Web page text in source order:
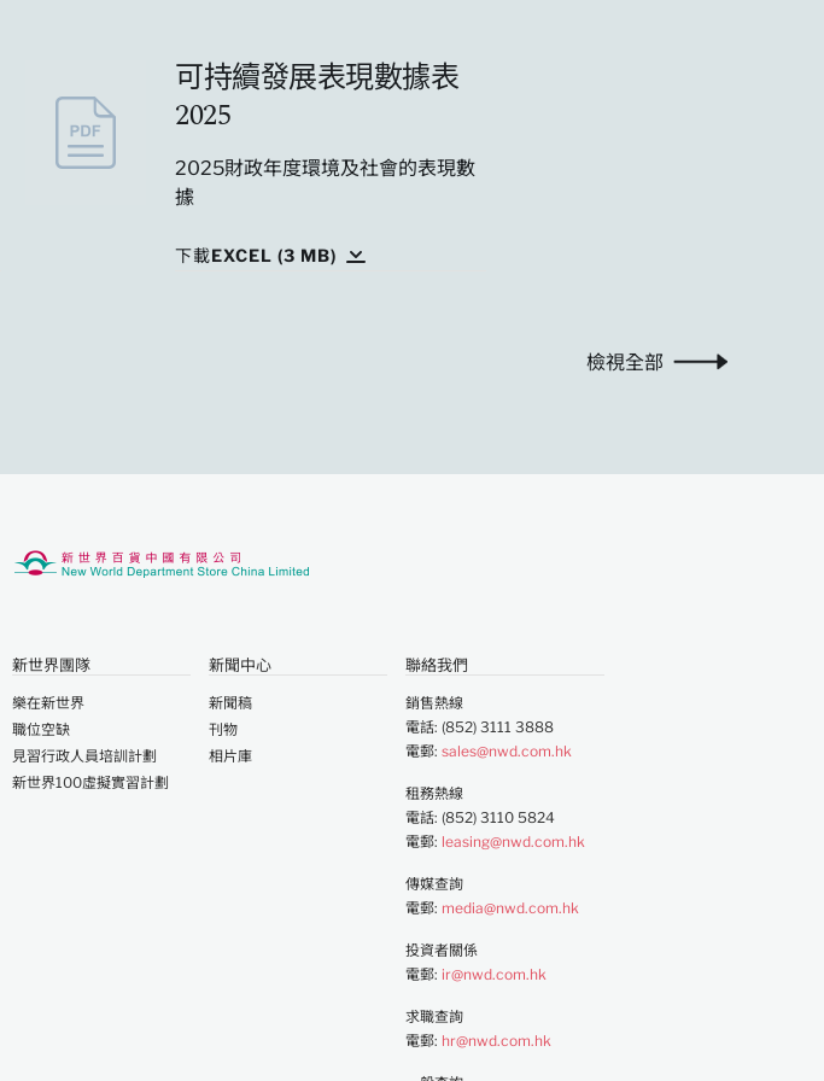
可持續發展表現數據表
2025
2025財政年度環境及社會的表現數
據
下載EXCEL (3 MB)
檢視全部
新世界團隊
樂在新世界
職位空缺
見習行政人員培訓計劃
新世界100虛擬實習計劃
新聞中心
新聞稿
刊物
相片庫
聯絡我們
銷售熱線
電話: (852) 3111 3888
電郵: sales@nwd.com.hk
租務熱線
電話: (852) 3110 5824
電郵: leasing@nwd.com.hk
傳媒查詢
電郵: media@nwd.com.hk
投資者關係
電郵: ir@nwd.com.hk
求職查詢
電郵: hr@nwd.com.hk